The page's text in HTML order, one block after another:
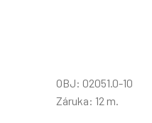
OBJ: 02051.0-10
Záruka: 12 m.